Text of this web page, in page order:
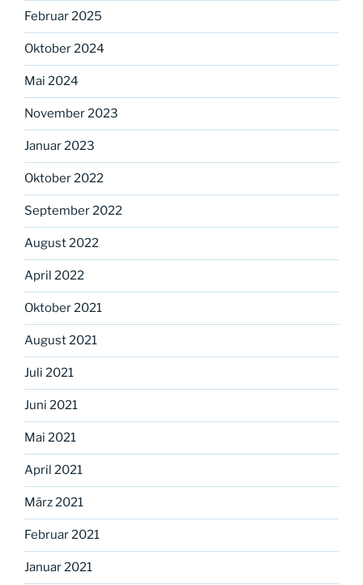
Februar 2025
Oktober 2024
Mai 2024
November 2023
Januar 2023
Oktober 2022
September 2022
August 2022
April 2022
Oktober 2021
August 2021
Juli 2021
Juni 2021
Mai 2021
April 2021
März 2021
Februar 2021
Januar 2021